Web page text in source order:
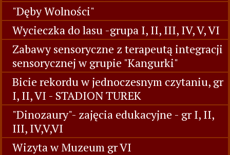
"Dęby Wolności"
Wycieczka do lasu -grupa I, II, III, IV, V, VI
Zabawy sensoryczne z terapeutą integracji
sensorycznej w grupie "Kangurki"
Bicie rekordu w jednoczesnym czytaniu, gr
I, II, VI - STADION TUREK
"Dinozaury"- zajęcia edukacyjne - gr I, II,
III, IV,V,VI
Wizyta w Muzeum gr VI